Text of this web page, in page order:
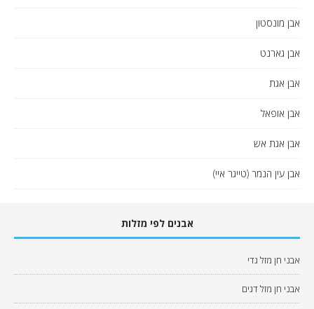
אבן מונסטון
אבן גארנט
אבן אגת
אבן אופאל
אבן אגת אש
אבן עין הנמר (טייגר איי)
אבנים לפי מזלות
אבני חן מזל גדי
אבני חן מזל דגים